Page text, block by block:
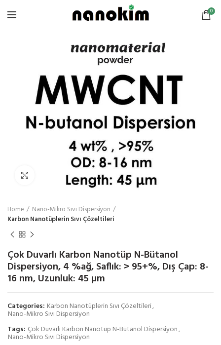
0
Click to enlarge
Home
Nano-Mikro Sıvı Dispersiyon
Karbon Nanotüplerin Sıvı Çözeltileri
Çok Duvarlı Karbon Nanotüp N-Bütanol
Dispersiyon, 4 %ağ, Saflık: > 95+%, Dış Çap: 8-
16 nm, Uzunluk: 45 µm
Categories: Karbon Nanotüplerin Sıvı Çözeltileri,
Nano-Mikro Sıvı Dispersiyon
Tags: Çok Duvarlı Karbon Nanotüp N-Bütanol Dispersiyon,
Nano-Mikro Sıvı Dispersiyon